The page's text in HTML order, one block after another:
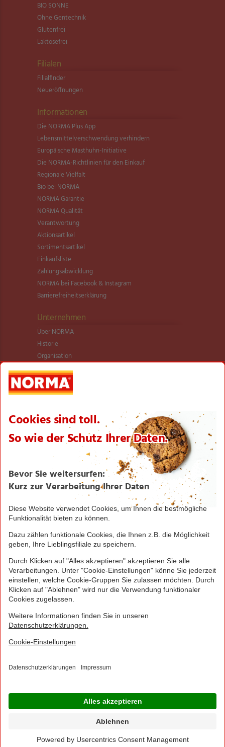
BIO SONNE
Ohne Gentechnik
Glutenfrei
Laktosefrei
Filialen
Filialfinder
Neueröffnungen
Informationen
Die NORMA Plus App
Lebensmittel­verschwendung verhindern
Europäische Masthuhn-Initiative
Die NORMA-Richtlinien für den Einkauf
Regionale Vielfalt
Bio bei NORMA
NORMA Garantie
NORMA Qualität
Verantwortung
Aktionsartikel
Sortimentsartikel
Einkaufsliste
Zahlungsabwicklung
NORMA bei Facebook & Instagram
Barrierefreiheitserklärung
Unternehmen
Über NORMA
Historie
Organisation
International
Logistik
Filialnetz
Karriere
Verantwortung/CSR
NORMA News
Seite drucken
Nach oben
Greifen Sie schnell zu! Alle angegebenen Preise in
Irrtümer durch Schreib-, Programmier- und
Datenübertragungsfehler sind vorbehalten.
© 2016 - 2026 NORMA Lebensmittelfilialbetrieb
Stiftung & Co. KG
Sitemap Kontakt
Barrierefreiheitserklärung Compliance
Jetzt Ihre NORMA Filiale auswählen und noch
mehr Angebote entdecken!
Geben Sie über "Meine Filiale" Ihre PLZ ein und sehen Sie alle Angebote aus Ihrer
Region.
Filiale wählen